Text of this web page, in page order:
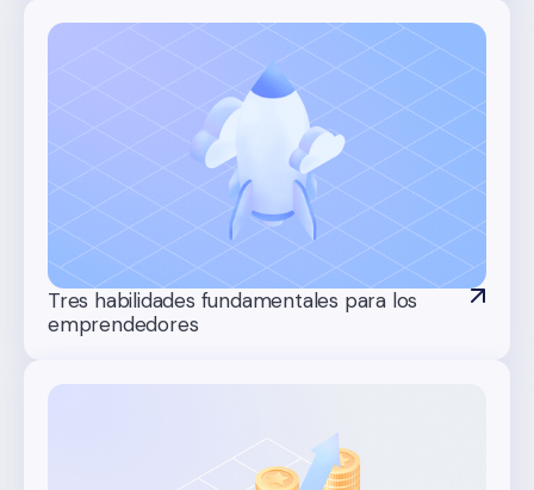
Tres habilidades fundamentales para los
emprendedores